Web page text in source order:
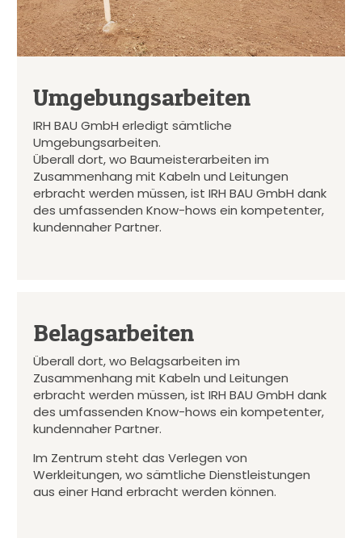
Umgebungsarbeiten
IRH BAU GmbH erledigt sämtliche
Umgebungsarbeiten.
Überall dort, wo Baumeisterarbeiten im
Zusammenhang mit Kabeln und Leitungen
erbracht werden müssen, ist IRH BAU GmbH dank
des umfassenden Know-hows ein kompetenter,
kundennaher Partner.
Belagsarbeiten
Überall dort, wo Belagsarbeiten im
Zusammenhang mit Kabeln und Leitungen
erbracht werden müssen, ist IRH BAU GmbH dank
des umfassenden Know-hows ein kompetenter,
kundennaher Partner.
Im Zentrum steht das Verlegen von
Werkleitungen, wo sämtliche Dienstleistungen
aus einer Hand erbracht werden können.